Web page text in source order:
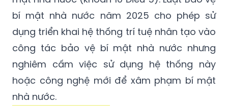
bí mật nhà nước năm 2025 cho phép sử
dụng triển khai hệ thống trí tuệ nhân tạo vào
công tác bảo vệ bí mật nhà nước nhưng
nghiêm cấm việc sử dụng hệ thống này
hoặc công nghệ mới để xâm phạm bí mật
nhà nước.